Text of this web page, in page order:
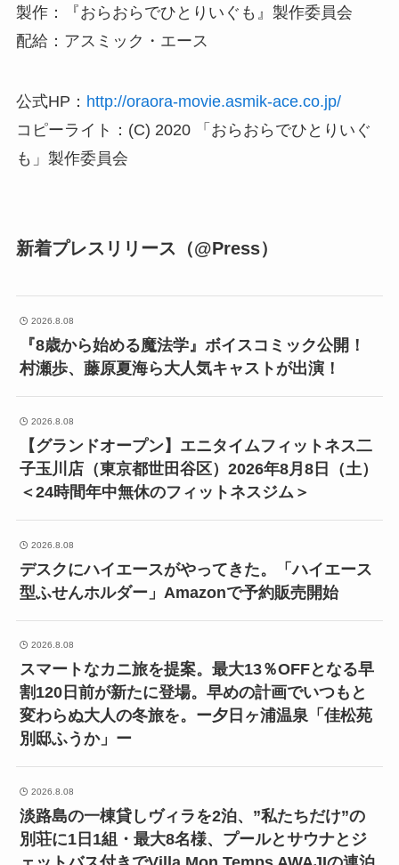
製作：『おらおらでひとりいぐも』製作委員会
配給：アスミック・エース
公式HP： http://oraora-movie.asmik-ace.co.jp/
コピーライト：(C) 2020 「おらおらでひとりいぐ
も」製作委員会
新着プレスリリース（@Press）
2026.8.08
『8歳から始める魔法学』ボイスコミック公開！
村瀬歩、藤原夏海ら大人気キャストが出演！
2026.8.08
【グランドオープン】エニタイムフィットネス二
子玉川店（東京都世田谷区）2026年8月8日（土）
＜24時間年中無休のフィットネスジム＞
2026.8.08
デスクにハイエースがやってきた。「ハイエース
型ふせんホルダー」Amazonで予約販売開始
2026.8.08
スマートなカニ旅を提案。最大13％OFFとなる早
割120日前が新たに登場。早めの計画でいつもと
変わらぬ大人の冬旅を。ー夕日ヶ浦温泉「佳松苑
別邸ふうか」ー
2026.8.08
淡路島の一棟貸しヴィラを2泊、”私たちだけ”の
別荘に1日1組・最大8名様、プールとサウナとジ